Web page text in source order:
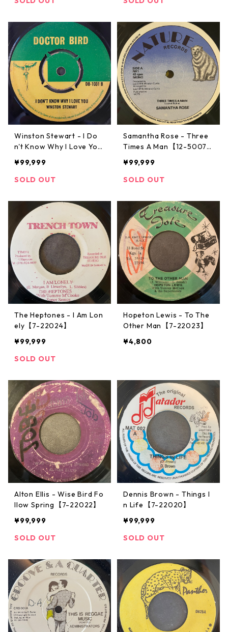
Winston Stewart - I Do
n't Know Why I Love You
¥99,999
SOLD OUT
Samantha Rose - Three
Times A Man【12-5007
¥99,999
SOLD OUT
The Heptones - I Am Lon
ely【7-22024】
¥99,999
SOLD OUT
Hopeton Lewis - To The
Other Man【7-22023】
¥4,800
Alton Ellis - Wise Bird Fo
llow Spring【7-22022】
¥99,999
SOLD OUT
Dennis Brown - Things I
n Life【7-22020】
¥99,999
SOLD OUT